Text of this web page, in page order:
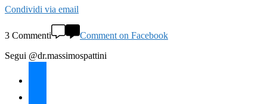
Condividi via email
3 Commenti
Comment on Facebook
Segui @dr.massimospattini